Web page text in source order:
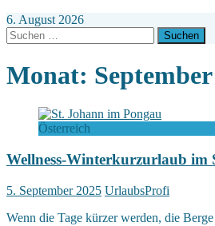
6. August 2026
Suchen
nach:
Monat:
Österreich
Wellness-Winterkurzurlaub im
5. September 2025 UrlaubsProfi
Wenn die Tage kürzer werden, die